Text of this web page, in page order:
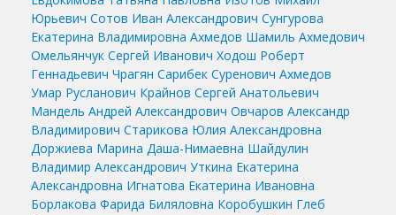
Юрьевич Сотов Иван Александрович Сунгурова
Екатерина Владимировна Ахмедов Шамиль Ахмедович
Омельянчук Сергей Иванович Ходош Роберт
Геннадьевич Чрагян Сарибек Суренович Ахмедов
Умар Русланович Крайнов Сергей Анатольевич
Мандель Андрей Александрович Овчаров Александр
Владимирович Старикова Юлия Александровна
Доржиева Марина Даша-Нимаевна Шайдулин
Владимир Александрович Уткина Екатерина
Александровна Игнатова Екатерина Ивановна
Борлакова Фарида Биляловна Коробушкин Глеб